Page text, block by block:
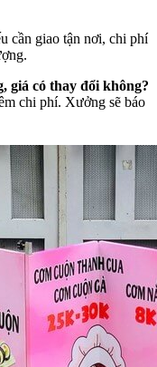
cần giao tận nơi, chi phí
giá có thay đổi không?
chi phí. Xưởng sẽ báo